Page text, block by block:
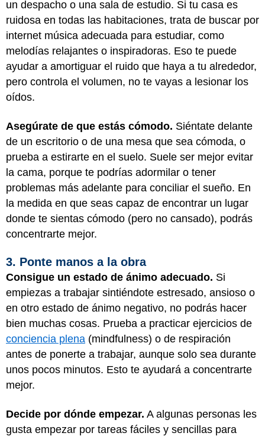
un despacho o una sala de estudio. Si tu casa es
ruidosa en todas las habitaciones, trata de buscar por
internet música adecuada para estudiar, como
melodías relajantes o inspiradoras. Eso te puede
ayudar a amortiguar el ruido que haya a tu alrededor,
pero controla el volumen, no te vayas a lesionar los
oídos.
Asegúrate de que estás cómodo. Siéntate delante
de un escritorio o de una mesa que sea cómoda, o
prueba a estirarte en el suelo. Suele ser mejor evitar
la cama, porque te podrías adormilar o tener
problemas más adelante para conciliar el sueño. En
la medida en que seas capaz de encontrar un lugar
donde te sientas cómodo (pero no cansado), podrás
concentrarte mejor.
3. Ponte manos a la obra
Consigue un estado de ánimo adecuado. Si
empiezas a trabajar sintiéndote estresado, ansioso o
en otro estado de ánimo negativo, no podrás hacer
bien muchas cosas. Prueba a practicar ejercicios de
conciencia plena (mindfulness) o de respiración
antes de ponerte a trabajar, aunque solo sea durante
unos pocos minutos. Esto te ayudará a concentrarte
mejor.
Decide por dónde empezar. A algunas personas les
gusta empezar por tareas fáciles y sencillas para